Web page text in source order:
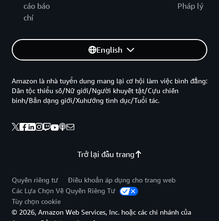
cáo báo
chí
Pháp lý
English
Trở lại đầu trang
Amazon là nhà tuyển dung mang lại cơ hội làm việc bình đẳng:
Dân tộc thiểu số/Nữ giới/Người khuyết tật/Cựu chiến
binh/Bản dạng giới/Xuhướng tình dục/Tuổi tác.
Quyền riêng tư
Điều khoản áp dụng cho trang web
Các Lựa Chọn Về Quyền Riêng Tư
Tùy chọn cookie
© 2026, Amazon Web Services, Inc. hoặc các chi nhánh của